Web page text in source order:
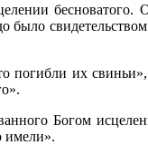
бесноватого.
было
погибли их
Богом
имели».